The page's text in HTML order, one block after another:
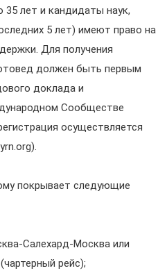
35 лет и кандидаты наук,
5 лет) имеют право на
Для получения
должен быть первым
доклада и
Сообществе
осуществляется
покрывает следующие
Салехард-Москва или
рейс);